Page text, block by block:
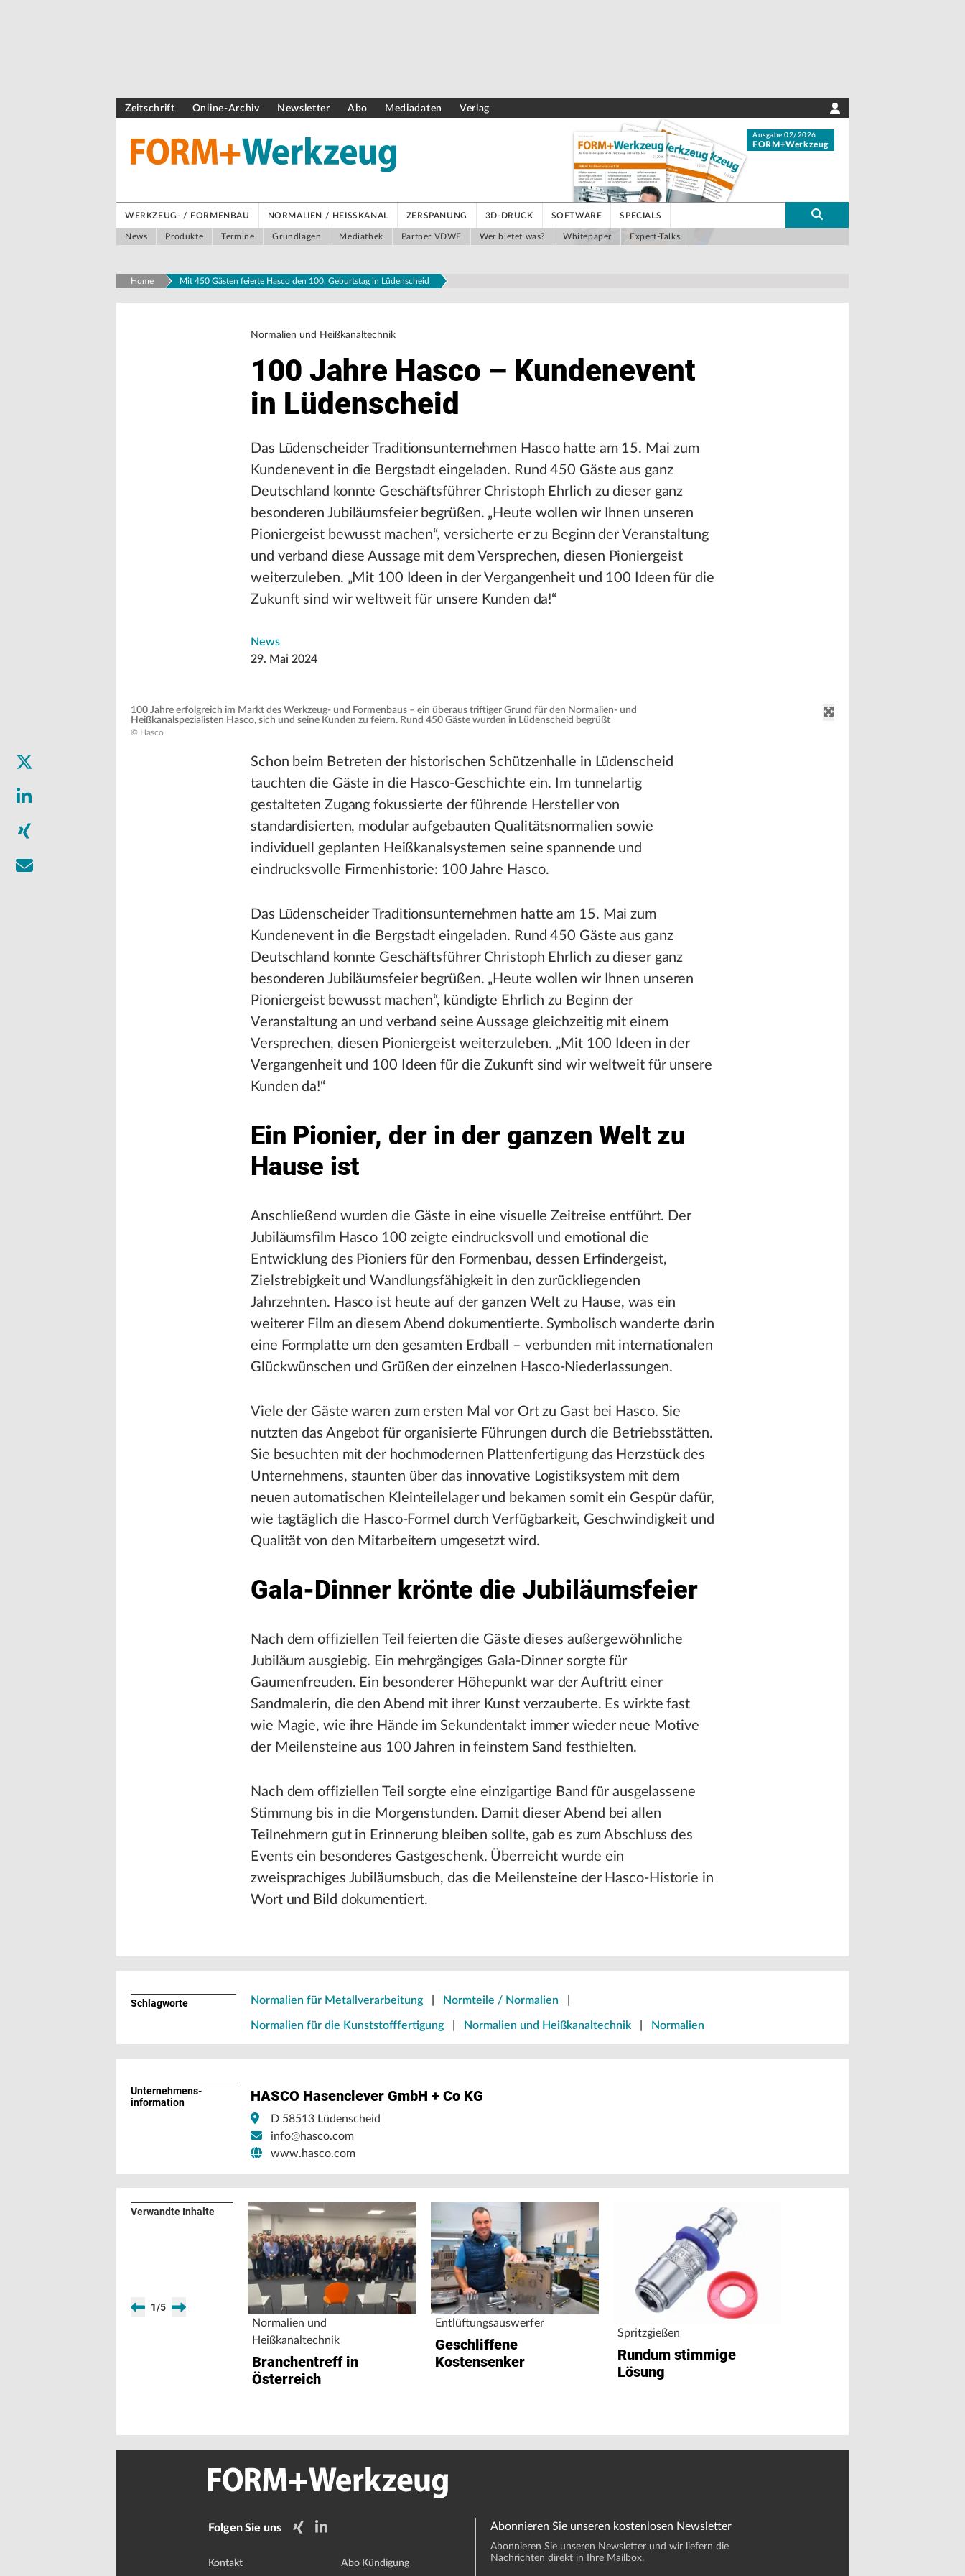
Zeitschrift Online-Archiv Newsletter Abo Mediadaten Verlag
Ausgabe 02/2026
FORM+Werkzeug
WERKZEUG- / FORMENBAU NORMALIEN / HEISSKANAL ZERSPANUNG 3D-DRUCK SOFTWARE SPECIALS
News Produkte Termine Grundlagen Mediathek Partner VDWF Wer bietet was? Whitepaper Expert-Talks
Home Mit 450 Gästen feierte Hasco den 100. Geburtstag in Lüdenscheid
Normalien und Heißkanaltechnik
100 Jahre Hasco – Kundenevent
in Lüdenscheid
Das Lüdenscheider Traditionsunternehmen Hasco hatte am 15. Mai zum
Kundenevent in die Bergstadt eingeladen. Rund 450 Gäste aus ganz
Deutschland konnte Geschäftsführer Christoph Ehrlich zu dieser ganz
besonderen Jubiläumsfeier begrüßen. „Heute wollen wir Ihnen unseren
Pioniergeist bewusst machen“, versicherte er zu Beginn der Veranstaltung
und verband diese Aussage mit dem Versprechen, diesen Pioniergeist
weiterzuleben. „Mit 100 Ideen in der Vergangenheit und 100 Ideen für die
Zukunft sind wir weltweit für unsere Kunden da!“
News
29. Mai 2024
100 Jahre erfolgreich im Markt des Werkzeug- und Formenbaus – ein überaus triftiger Grund für den Normalien- und
Heißkanalspezialisten Hasco, sich und seine Kunden zu feiern. Rund 450 Gäste wurden in Lüdenscheid begrüßt
© Hasco
Schon beim Betreten der historischen Schützenhalle in Lüdenscheid
tauchten die Gäste in die Hasco-Geschichte ein. Im tunnelartig
gestalteten Zugang fokussierte der führende Hersteller von
standardisierten, modular aufgebauten Qualitätsnormalien sowie
individuell geplanten Heißkanalsystemen seine spannende und
eindrucksvolle Firmenhistorie: 100 Jahre Hasco.
Das Lüdenscheider Traditionsunternehmen hatte am 15. Mai zum
Kundenevent in die Bergstadt eingeladen. Rund 450 Gäste aus ganz
Deutschland konnte Geschäftsführer Christoph Ehrlich zu dieser ganz
besonderen Jubiläumsfeier begrüßen. „Heute wollen wir Ihnen unseren
Pioniergeist bewusst machen“, kündigte Ehrlich zu Beginn der
Veranstaltung an und verband seine Aussage gleichzeitig mit einem
Versprechen, diesen Pioniergeist weiterzuleben. „Mit 100 Ideen in der
Vergangenheit und 100 Ideen für die Zukunft sind wir weltweit für unsere
Kunden da!“
Ein Pionier, der in der ganzen Welt zu
Hause ist
Anschließend wurden die Gäste in eine visuelle Zeitreise entführt. Der
Jubiläumsfilm Hasco 100 zeigte eindrucksvoll und emotional die
Entwicklung des Pioniers für den Formenbau, dessen Erfindergeist,
Zielstrebigkeit und Wandlungsfähigkeit in den zurückliegenden
Jahrzehnten. Hasco ist heute auf der ganzen Welt zu Hause, was ein
weiterer Film an diesem Abend dokumentierte. Symbolisch wanderte darin
eine Formplatte um den gesamten Erdball – verbunden mit internationalen
Glückwünschen und Grüßen der einzelnen Hasco-Niederlassungen.
Viele der Gäste waren zum ersten Mal vor Ort zu Gast bei Hasco. Sie
nutzten das Angebot für organisierte Führungen durch die Betriebsstätten.
Sie besuchten mit der hochmodernen Plattenfertigung das Herzstück des
Unternehmens, staunten über das innovative Logistiksystem mit dem
neuen automatischen Kleinteilelager und bekamen somit ein Gespür dafür,
wie tagtäglich die Hasco-Formel durch Verfügbarkeit, Geschwindigkeit und
Qualität von den Mitarbeitern umgesetzt wird.
Gala-Dinner krönte die Jubiläumsfeier
Nach dem offiziellen Teil feierten die Gäste dieses außergewöhnliche
Jubiläum ausgiebig. Ein mehrgängiges Gala-Dinner sorgte für
Gaumenfreuden. Ein besonderer Höhepunkt war der Auftritt einer
Sandmalerin, die den Abend mit ihrer Kunst verzauberte. Es wirkte fast
wie Magie, wie ihre Hände im Sekundentakt immer wieder neue Motive
der Meilensteine aus 100 Jahren in feinstem Sand festhielten.
Nach dem offiziellen Teil sorgte eine einzigartige Band für ausgelassene
Stimmung bis in die Morgenstunden. Damit dieser Abend bei allen
Teilnehmern gut in Erinnerung bleiben sollte, gab es zum Abschluss des
Events ein besonderes Gastgeschenk. Überreicht wurde ein
zweisprachiges Jubiläumsbuch, das die Meilensteine der Hasco-Historie in
Wort und Bild dokumentiert.
Schlagworte Normalien für Metallverarbeitung Normteile / Normalien
Normalien für die Kunststofffertigung Normalien und Heißkanaltechnik Normalien
Unternehmens­
information
HASCO Hasenclever GmbH + Co KG
D 58513 Lüdenscheid
info@hasco.com
www.hasco.com
Verwandte Inhalte
1/5
Normalien und
Heißkanaltechnik
Branchentreff in
Österreich
Entlüftungsauswerfer
Geschliffene
Kostensenker
Spritzgießen
Rundum stimmige
Lösung
Folgen Sie uns
Kontakt Abo Kündigung
Abonnieren Sie unseren kostenlosen Newsletter
Abonnieren Sie unseren Newsletter und wir liefern die
Nachrichten direkt in Ihre Mailbox.